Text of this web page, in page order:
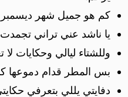
كم هو جميل شهر
يا ناشد عني تراني
وللشتاء ليالي وحكايات
بس المطر قدام دموعها
دفايتي يللي بتعرفي